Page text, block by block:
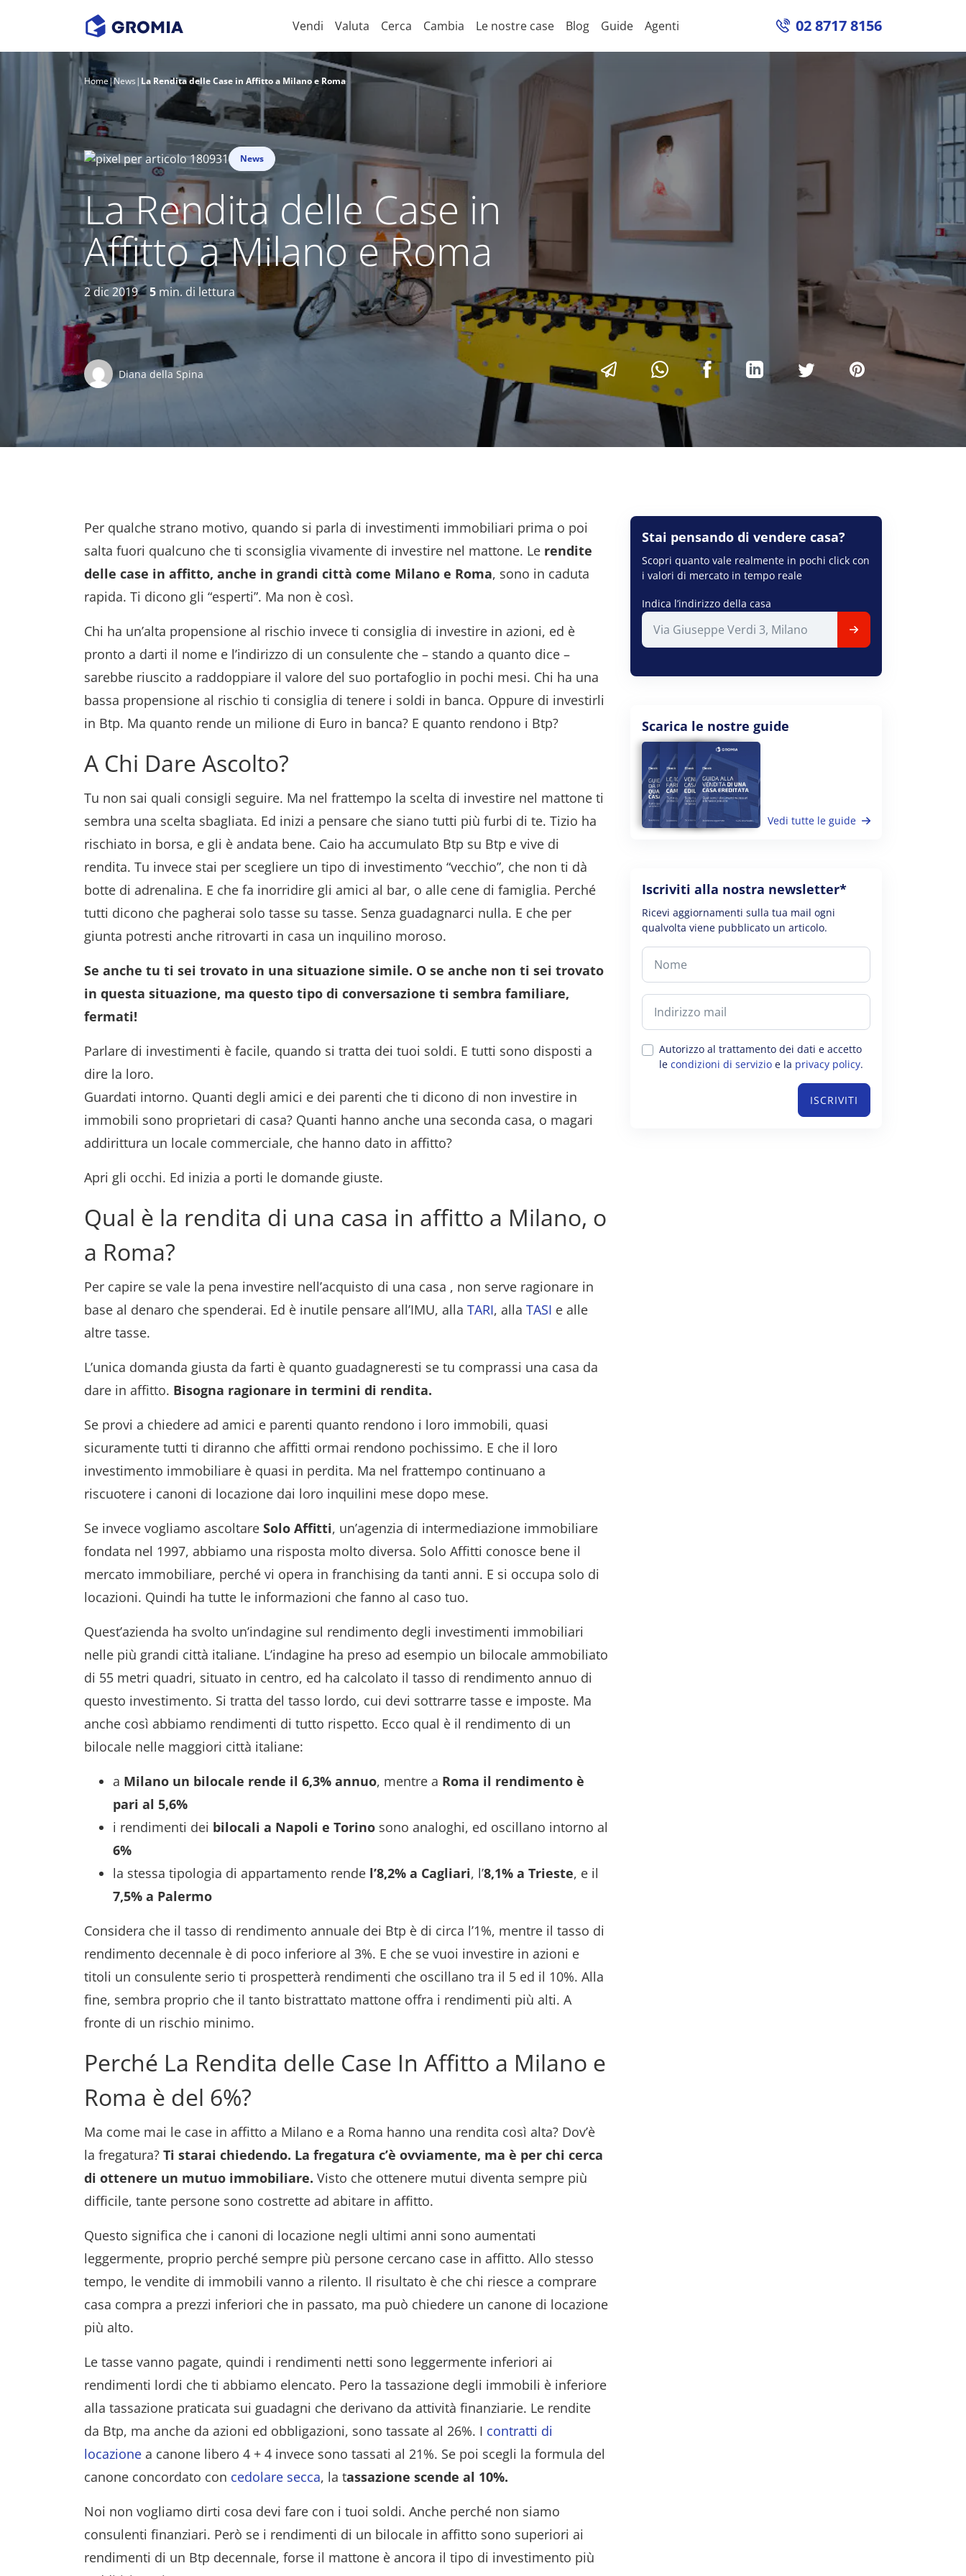
Vendi Valuta Cerca Cambia Le nostre case Blog Guide Agenti 02 8717 8156
Home|News| La Rendita delle Case in Affitto a Milano e Roma
News
La Rendita delle Case in
Affitto a Milano e Roma
2 dic 2019 5 min. di lettura
Diana della Spina
Per qualche strano motivo, quando si parla di investimenti immobiliari prima o poi
salta fuori qualcuno che ti sconsiglia vivamente di investire nel mattone. Le rendite
delle case in affitto, anche in grandi città come Milano e Roma, sono in caduta
rapida. Ti dicono gli “esperti”. Ma non è così.
Chi ha un’alta propensione al rischio invece ti consiglia di investire in azioni, ed è
pronto a darti il nome e l’indirizzo di un consulente che – stando a quanto dice –
sarebbe riuscito a raddoppiare il valore del suo portafoglio in pochi mesi. Chi ha una
bassa propensione al rischio ti consiglia di tenere i soldi in banca. Oppure di investirli
in Btp. Ma quanto rende un milione di Euro in banca? E quanto rendono i Btp?
A Chi Dare Ascolto?
Tu non sai quali consigli seguire. Ma nel frattempo la scelta di investire nel mattone ti
sembra una scelta sbagliata. Ed inizi a pensare che siano tutti più furbi di te. Tizio ha
rischiato in borsa, e gli è andata bene. Caio ha accumulato Btp su Btp e vive di
rendita. Tu invece stai per scegliere un tipo di investimento “vecchio”, che non ti dà
botte di adrenalina. E che fa inorridire gli amici al bar, o alle cene di famiglia. Perché
tutti dicono che pagherai solo tasse su tasse. Senza guadagnarci nulla. E che per
giunta potresti anche ritrovarti in casa un inquilino moroso.
Se anche tu ti sei trovato in una situazione simile. O se anche non ti sei trovato
in questa situazione, ma questo tipo di conversazione ti sembra familiare,
fermati!
Parlare di investimenti è facile, quando si tratta dei tuoi soldi. E tutti sono disposti a
dire la loro.
Guardati intorno. Quanti degli amici e dei parenti che ti dicono di non investire in
immobili sono proprietari di casa? Quanti hanno anche una seconda casa, o magari
addirittura un locale commerciale, che hanno dato in affitto?
Apri gli occhi. Ed inizia a porti le domande giuste.
Qual è la rendita di una casa in affitto a Milano, o
a Roma?
Per capire se vale la pena investire nell’acquisto di una casa , non serve ragionare in
base al denaro che spenderai. Ed è inutile pensare all’IMU, alla TARI, alla TASI e alle
altre tasse.
L’unica domanda giusta da farti è quanto guadagneresti se tu comprassi una casa da
dare in affitto. Bisogna ragionare in termini di rendita.
Se provi a chiedere ad amici e parenti quanto rendono i loro immobili, quasi
sicuramente tutti ti diranno che affitti ormai rendono pochissimo. E che il loro
investimento immobiliare è quasi in perdita. Ma nel frattempo continuano a
riscuotere i canoni di locazione dai loro inquilini mese dopo mese.
Se invece vogliamo ascoltare Solo Affitti, un’agenzia di intermediazione immobiliare
fondata nel 1997, abbiamo una risposta molto diversa. Solo Affitti conosce bene il
mercato immobiliare, perché vi opera in franchising da tanti anni. E si occupa solo di
locazioni. Quindi ha tutte le informazioni che fanno al caso tuo.
Quest’azienda ha svolto un’indagine sul rendimento degli investimenti immobiliari
nelle più grandi città italiane. L’indagine ha preso ad esempio un bilocale ammobiliato
di 55 metri quadri, situato in centro, ed ha calcolato il tasso di rendimento annuo di
questo investimento. Si tratta del tasso lordo, cui devi sottrarre tasse e imposte. Ma
anche così abbiamo rendimenti di tutto rispetto. Ecco qual è il rendimento di un
bilocale nelle maggiori città italiane:
a Milano un bilocale rende il 6,3% annuo, mentre a Roma il rendimento è
pari al 5,6%
i rendimenti dei bilocali a Napoli e Torino sono analoghi, ed oscillano intorno al
6%
la stessa tipologia di appartamento rende l’8,2% a Cagliari, l’8,1% a Trieste, e il
7,5% a Palermo
Considera che il tasso di rendimento annuale dei Btp è di circa l’1%, mentre il tasso di
rendimento decennale è di poco inferiore al 3%. E che se vuoi investire in azioni e
titoli un consulente serio ti prospetterà rendimenti che oscillano tra il 5 ed il 10%. Alla
fine, sembra proprio che il tanto bistrattato mattone offra i rendimenti più alti. A
fronte di un rischio minimo.
Perché La Rendita delle Case In Affitto a Milano e
Roma è del 6%?
Ma come mai le case in affitto a Milano e a Roma hanno una rendita così alta? Dov’è
la fregatura? Ti starai chiedendo. La fregatura c’è ovviamente, ma è per chi cerca
di ottenere un mutuo immobiliare. Visto che ottenere mutui diventa sempre più
difficile, tante persone sono costrette ad abitare in affitto.
Questo significa che i canoni di locazione negli ultimi anni sono aumentati
leggermente, proprio perché sempre più persone cercano case in affitto. Allo stesso
tempo, le vendite di immobili vanno a rilento. Il risultato è che chi riesce a comprare
casa compra a prezzi inferiori che in passato, ma può chiedere un canone di locazione
più alto.
Le tasse vanno pagate, quindi i rendimenti netti sono leggermente inferiori ai
rendimenti lordi che ti abbiamo elencato. Pero la tassazione degli immobili è inferiore
alla tassazione praticata sui guadagni che derivano da attività finanziarie. Le rendite
da Btp, ma anche da azioni ed obbligazioni, sono tassate al 26%. I contratti di
locazione a canone libero 4 + 4 invece sono tassati al 21%. Se poi scegli la formula del
canone concordato con cedolare secca, la tassazione scende al 10%.
Noi non vogliamo dirti cosa devi fare con i tuoi soldi. Anche perché non siamo
consulenti finanziari. Però se i rendimenti di un bilocale in affitto sono superiori ai
rendimenti di un Btp decennale, forse il mattone è ancora il tipo di investimento più
Stai pensando di vendere casa?
Scopri quanto vale realmente in pochi click con
i valori di mercato in tempo reale
Indica l’indirizzo della casa
Scarica le nostre guide
Vedi tutte le guide
Iscriviti alla nostra newsletter*
Ricevi aggiornamenti sulla tua mail ogni
qualvolta viene pubblicato un articolo.
Autorizzo al trattamento dei dati e accetto
le condizioni di servizio e la privacy policy.
ISCRIVITI